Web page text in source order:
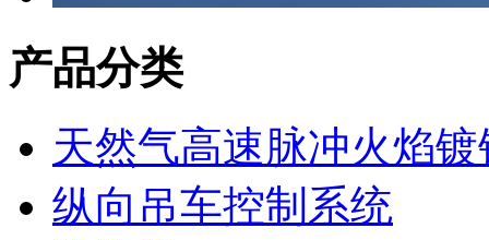
产品分类
天然气高速脉冲火焰
纵向吊车控制系统